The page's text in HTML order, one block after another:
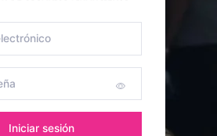
Iniciar sesión